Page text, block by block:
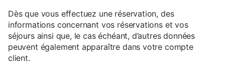
Dès que vous effectuez une réservation, des
informations concernant vos réservations et vos
séjours ainsi que, le cas échéant, d’autres données
peuvent également apparaître dans votre compte
client.